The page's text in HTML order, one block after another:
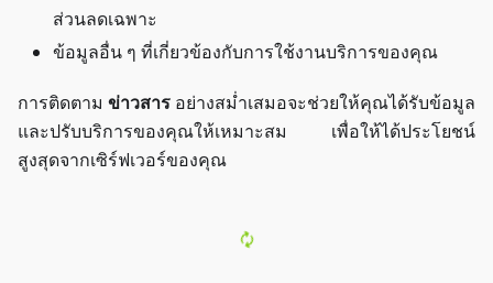
ส่วนลดเฉพาะ
ข้อมูลอื่น ๆ ที่เกี่ยวข้องกับการใช้งานบริการของคุณ
การติดตาม ข่าวสาร อย่างสม่ำเสมอจะช่วยให้คุณได้รับข้อมูล
และปรับบริการของคุณให้เหมาะสม เพื่อให้ได้ประโยชน์
สูงสุดจากเซิร์ฟเวอร์ของคุณ